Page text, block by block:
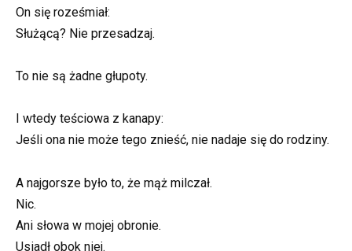
On się roześmiał:
Służącą? Nie przesadzaj.
To nie są żadne głupoty.
I wtedy teściowa z kanapy:
Jeśli ona nie może tego znieść, nie nadaje się do rodziny.
A najgorsze było to, że mąż milczał.
Nic.
Ani słowa w mojej obronie.
Usiadł obok niej.